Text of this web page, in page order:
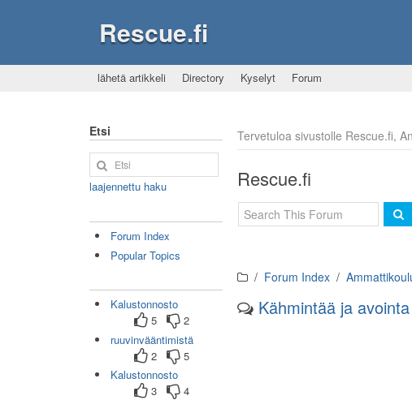
Rescue.fi
lähetä artikkeli Directory Kyselyt Forum
Tervetuloa sivustolle Rescue.fi,
Rescue.fi
Forum Index
Kähmintää ja
Etsi
laajennettu haku
Forum Index
Popular Topics
Kalustonnosto
5
2
ruuvinvääntimistä
2
5
Kalustonnosto
3
4